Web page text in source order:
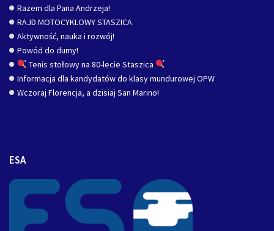
Razem dla Pana Andrzeja!
RAJD MOTOCYKLOWY STASZICA
Aktywność, nauka i rozwój!
Powód do dumy!
Tenis stołowy na 80-lecie Staszica
Informacja dla kandydatów do klasy mundurowej OPW
Wczoraj Florencja, a dzisiaj San Marino!
ESA